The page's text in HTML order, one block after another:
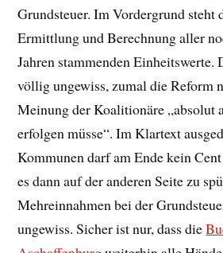
Grundsteuer. Im Vordergrund steht
Ermittlung und Berechnung aller
Jahren stammenden Einheitswerte.
völlig ungewiss, zumal die Reform
Meinung der Koalitionäre „absolut
erfolgen müsse“. Im Klartext
Kommunen darf am Ende kein
es dann auf der anderen Seite zu
Mehreinnahmen bei der
ungewiss. Sicher ist nur, dass die